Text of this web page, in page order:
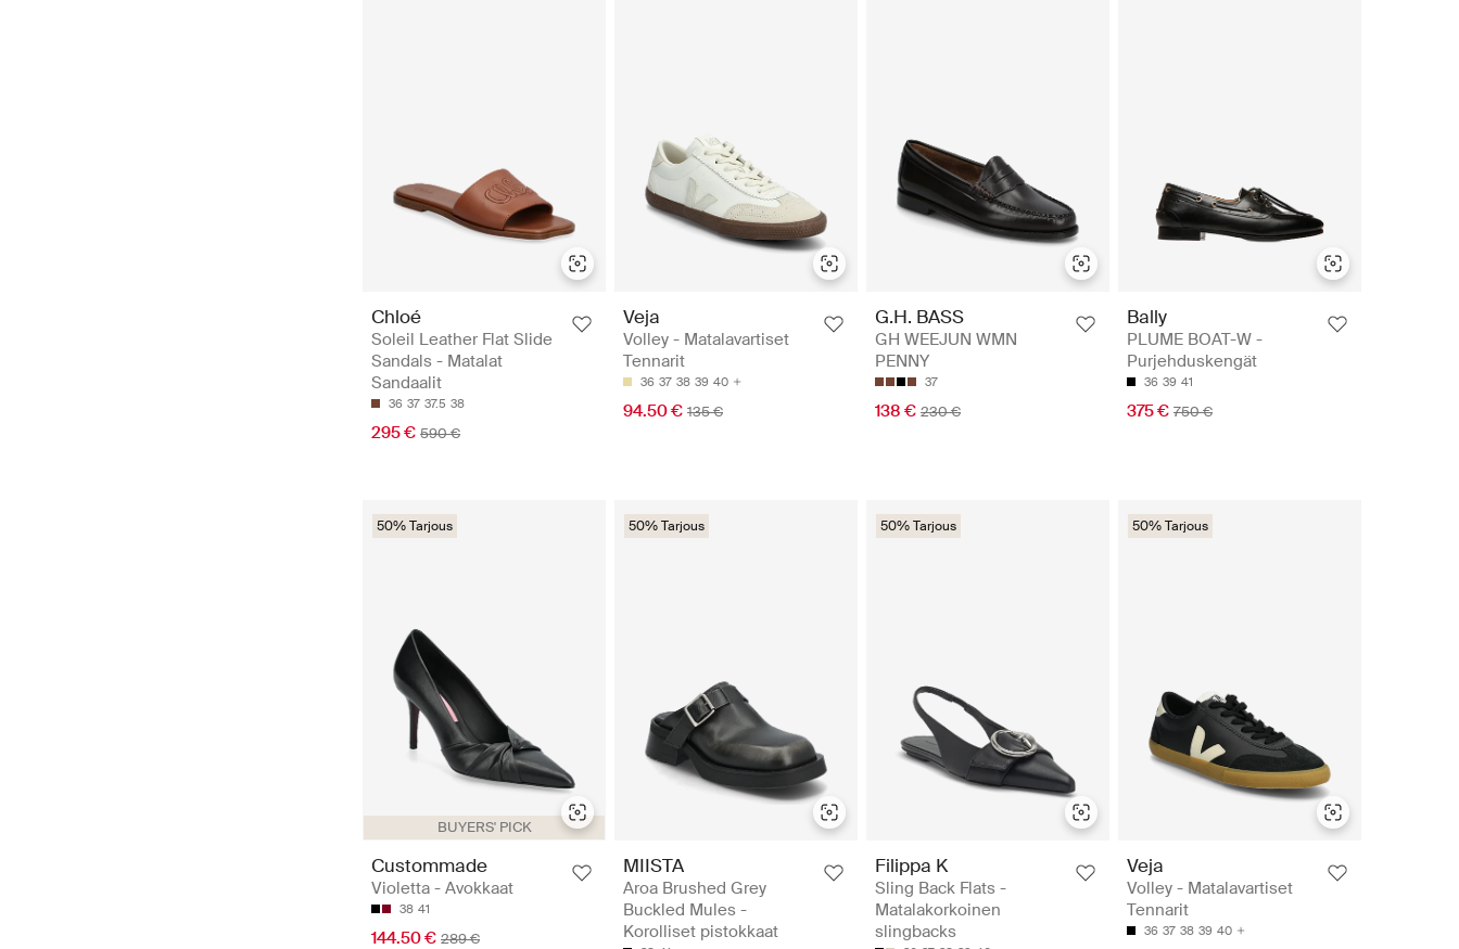
Chloé
Soleil Leather Flat Slide
Sandals - Matalat
Sandaalit
36 37 37.5 38
295 € 590 €
Veja
Volley - Matalavartiset
Tennarit
36 37 38 39 40
94.50 € 135 €
G.H. BASS
GH WEEJUN WMN
PENNY
37
138 € 230 €
Bally
PLUME BOAT-W -
Purjehduskengät
36 39 41
375 € 750 €
BUYERS' PICK
50% Tarjous
Custommade
Violetta - Avokkaat
38 41
144.50 € 289 €
50% Tarjous
MIISTA
Aroa Brushed Grey
Buckled Mules -
Korolliset pistokkaat
50% Tarjous
Filippa K
Sling Back Flats -
Matalakorkoinen
slingbacks
50% Tarjous
Veja
Volley - Matalavartiset
Tennarit
36 37 38 39 40